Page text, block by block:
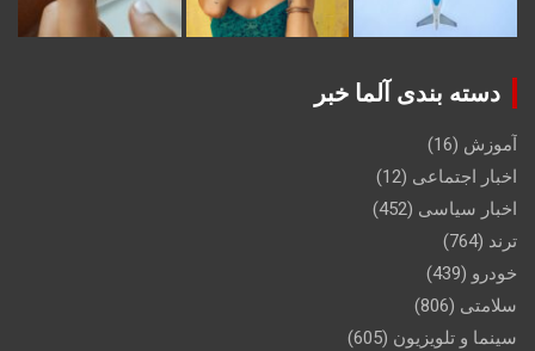
دسته بندی آلما خبر
آموزش (16)
اخبار اجتماعی (12)
اخبار سیاسی (452)
ترند (764)
خودرو (439)
سلامتی (806)
سینما و تلویزیون (605)